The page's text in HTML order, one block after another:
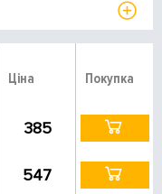
Ціна Покупка
385
547